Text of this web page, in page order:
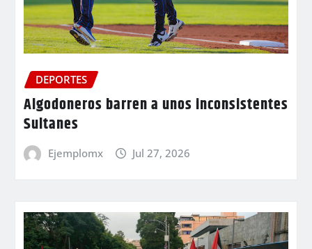
DEPORTES
Algodoneros barren a unos inconsistentes
Sultanes
Ejemplomx Jul 27, 2026